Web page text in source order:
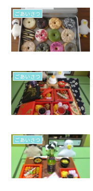
ごあいさつ
ごあいさつ
ごあいさつ